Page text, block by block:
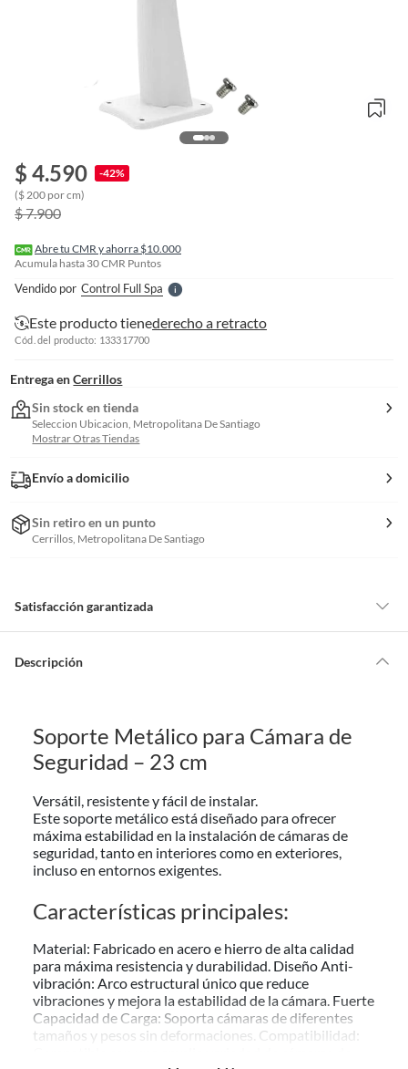
$ 4.590
-42%
($ 200 por cm)
$ 7.900
Abre tu CMR y ahorra $10.000
Acumula hasta 30CMR Puntos
Vendido por Control Full SpaS
l
Este producto tienederecho a retracto
Cód. del producto: 133317700
Entrega en Cerrillos
Sin stock en tienda
Seleccion Ubicacion, Metropolitana De Santiago
Mostrar Otras Tiendas
Envío a domicilio
Sin retiro en un punto
Cerrillos, Metropolitana De Santiago
Satisfacción garantizada
de la compra.
derecho:
Productos que, por su naturaleza, no puedan ser devueltos,
puedan deteriorarse o caducar con rapidez.
Confeccionados a la medida.
De uso personal.
En sodimac.cl te damos30 días desde que recibes el producto. Debe
estar en perfecto estado, con todas sus etiquetas y sin uso, tal como te lo
Productos digitales que se entregan a través de una descarga
para el computador.
Productos a pedido o confeccionados a medida.
Productos que han sido informados como imperfectos, usados,
reparados, abiertos, de segunda selección, remanufacturados o
con alguna deficiencia, que sean comprados en esa condición a
Descripción
Soporte Metálico para Cámara de
Seguridad – 23 cm
Versátil, resistente y fácil de instalar.
Este soporte metálico está diseñado para ofrecer
máxima estabilidad en la instalación de cámaras de
seguridad, tanto en interiores como en exteriores,
incluso en entornos exigentes.
Características principales:
Material: Fabricado en acero e hierro de alta calidad
para máxima resistencia y durabilidad. Diseño Anti-
vibración: Arco estructural único que reduce
vibraciones y mejora la estabilidad de la cámara. Fuerte
Capacidad de Carga: Soporta cámaras de diferentes
tamaños y pesos sin deformaciones. Compatibilidad: